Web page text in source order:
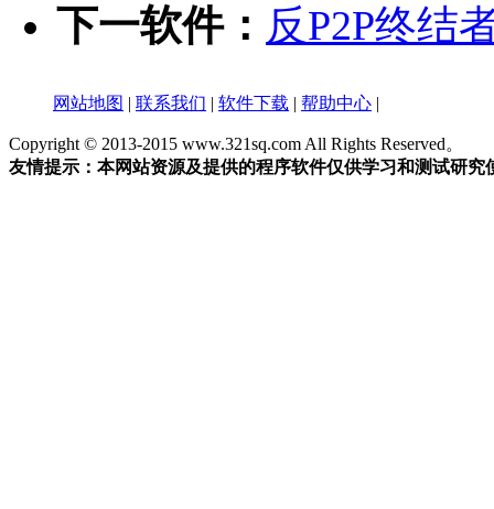
下一软件： 反P2P终结
网站地图 | 联系我们 | 软件下载 | 帮助中心 |
Copyright © 2013-2015 www.321sq.com All Rights Reserved。
友情提示：本网站资源及提供的程序软件仅供学习和测试研